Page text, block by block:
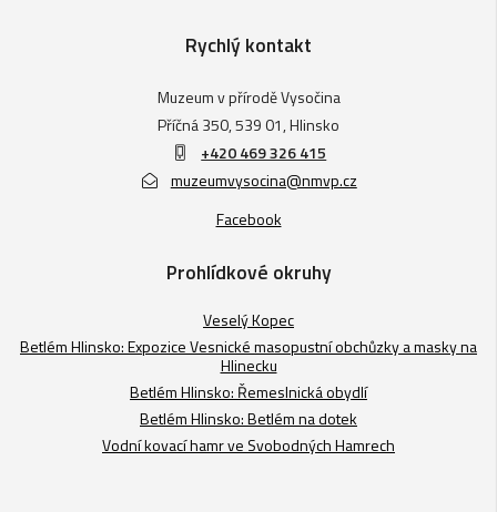
Rychlý kontakt
Muzeum v přírodě Vysočina
Příčná 350, 539 01, Hlinsko
+420 469 326 415
muzeumvysocina@nmvp.cz
Facebook
Prohlídkové okruhy
Veselý Kopec
Betlém Hlinsko: Expozice Vesnické masopustní obchůzky a masky na
Hlinecku
Betlém Hlinsko: Řemeslnická obydlí
Betlém Hlinsko: Betlém na dotek
Vodní kovací hamr ve Svobodných Hamrech